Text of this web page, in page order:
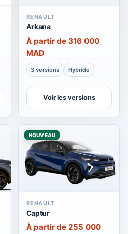
RENAULT
Arkana
À partir de 316 000
MAD
3 versions Hybride
Voir les versions
NOUVEAU
RENAULT
Captur
À partir de 255 000